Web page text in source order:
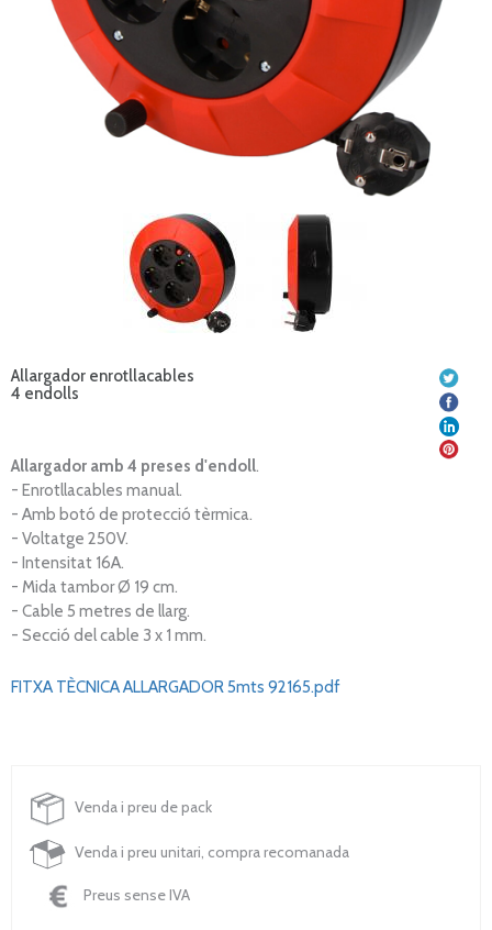
Allargador enrotllacables
4 endolls
Allargador amb 4 preses d'endoll.
- Enrotllacables manual.
- Amb botó de protecció tèrmica.
- Voltatge 250V.
- Intensitat 16A.
- Mida tambor Ø 19 cm.
- Cable 5 metres de llarg.
- Secció del cable 3 x 1 mm.
FITXA TÈCNICA ALLARGADOR 5mts 92165.pdf
Venda i preu de pack
Venda i preu unitari, compra recomanada
Preus sense IVA